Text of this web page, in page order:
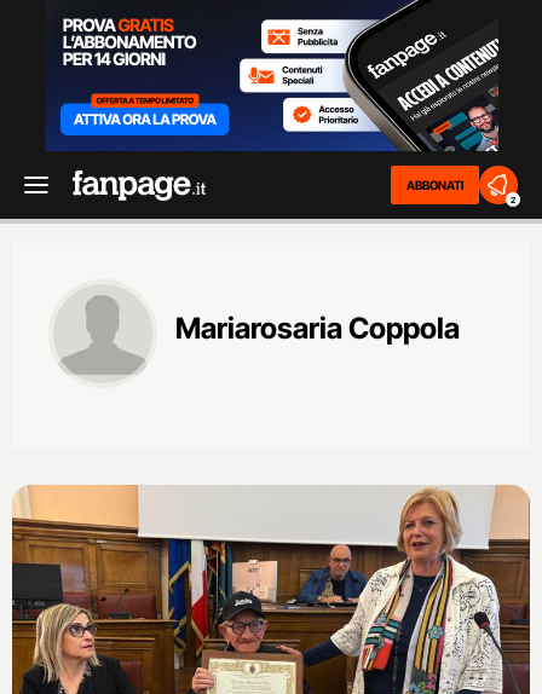
ABBONATI
2
Mariarosaria Coppola